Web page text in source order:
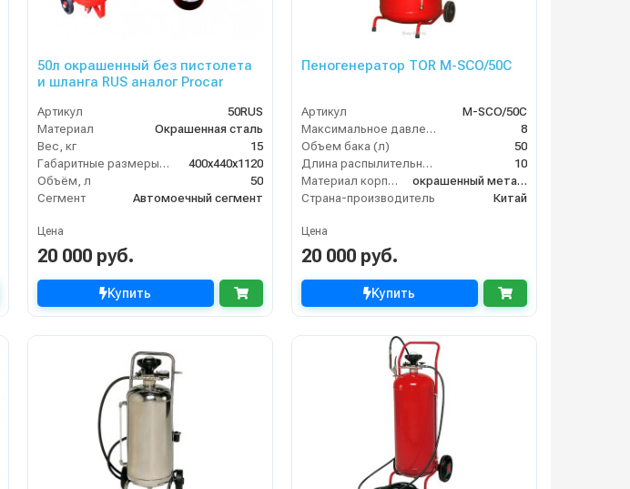
50л окрашенный без пистолета
и шланга RUS аналог Procar
Артикул
50RUS
Материал
Окрашенная сталь
Вес, кг
15
Габаритные размеры, мм
400x440x1120
Объём, л
50
Сегмент
Автомоечный сегмент
Цена
20 000 руб.
Купить
Пеногенератор TOR M-SCO/50C
Артикул
M-SCO/50C
Максимальное давление (бар)
8
Объем бака (л)
50
Длина распылительного шланга (м)
10
Материал корпуса
окрашенный металл
Страна-производитель
Китай
Цена
20 000 руб.
Купить